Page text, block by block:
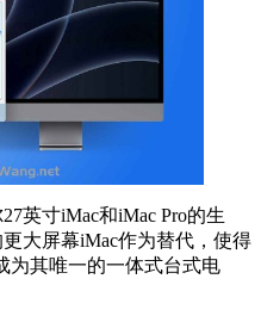
英寸iMac和iMac Pro的生
大屏幕iMac作为替代，使得
为其唯一的一体式台式电